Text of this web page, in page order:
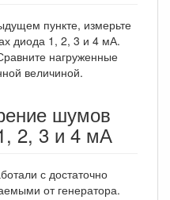
пункте, измерьте
диода 1, 2, 3 и 4 мА.
нагруженные
величиной.
шумов
2, 3 и 4 мА
с достаточно
от генератора.